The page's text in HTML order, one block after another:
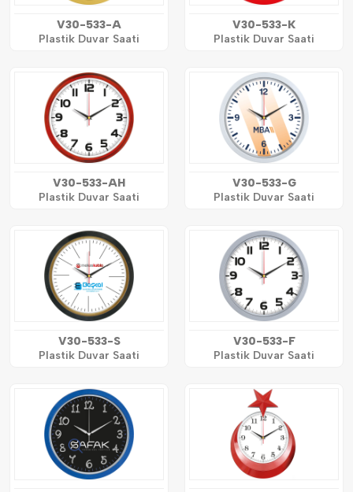
V30-533-A
Plastik Duvar Saati
V30-533-K
Plastik Duvar Saati
V30-533-AH
Plastik Duvar Saati
V30-533-G
Plastik Duvar Saati
V30-533-S
Plastik Duvar Saati
V30-533-F
Plastik Duvar Saati